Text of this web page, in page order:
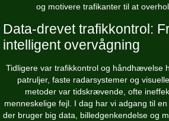
og motivere trafikanter til at
Data-drevet trafikkontrol:
intelligent overvågning
Tidligere var trafikkontrol og håndhævelse
patruljer, faste radarsystemer og
metoder var tidskrævende, ofte
menneskelige fejl. I dag har vi adgang til
der bruger big data, billedgenkendelse og